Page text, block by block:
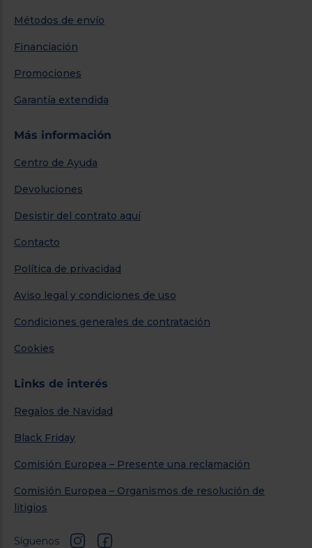
Métodos de envío
Financiación
Promociones
Garantía extendida
Más información
Centro de Ayuda
Devoluciones
Desistir del contrato aquí
Contacto
Política de privacidad
Aviso legal y condiciones de uso
Condiciones generales de contratación
Cookies
Links de interés
Regalos de Navidad
Black Friday
Comisión Europea – Presente una reclamación
Comisión Europea – Organismos de resolución de
litigios
Síguenos